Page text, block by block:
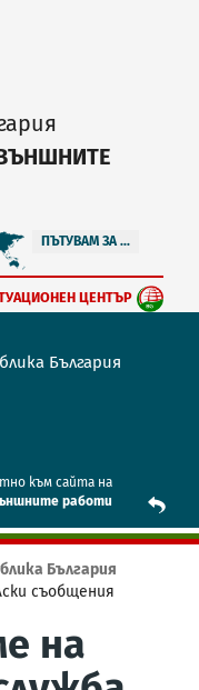
ПЪТУВАМ ЗА ...
ЦЕНТЪР
България
към сайта на
работи
България
съобщения
на